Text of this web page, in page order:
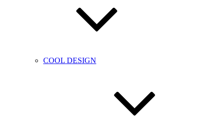
COOL DESIGN